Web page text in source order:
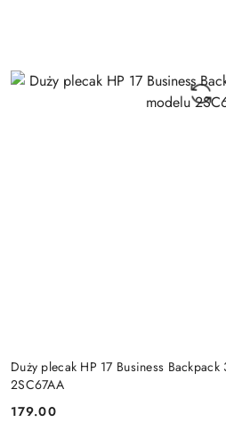
Duży plecak HP 17 Business
2SC67AA
Cena:
179.00